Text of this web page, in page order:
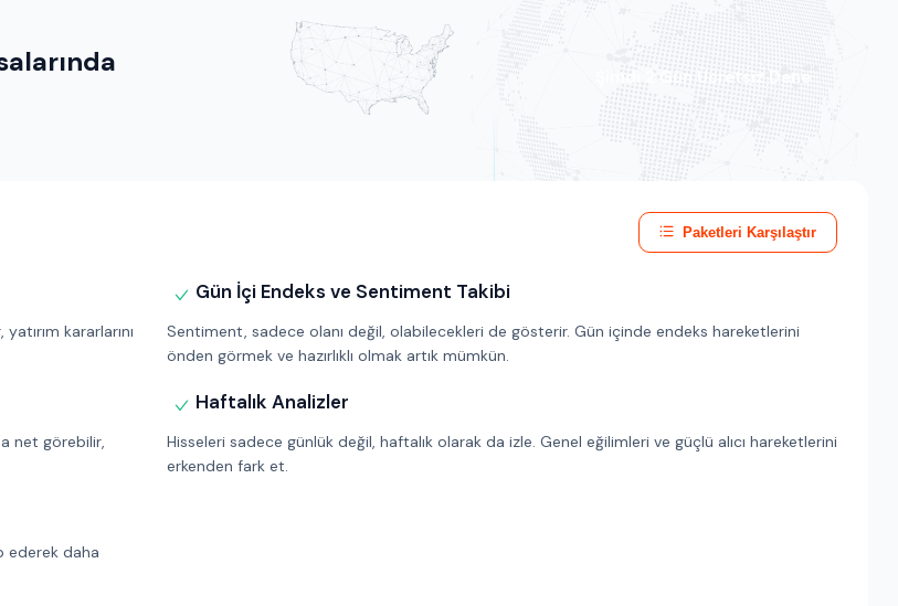
Şimdi 2 Gün Ücretsiz Dene
Paketleri Karşılaştır
kararlarını
Gün İçi Endeks ve Sentiment Takibi
Sentiment, sadece olanı değil, olabilecekleri de gösterir. Gün içinde endeks hareketlerini
önden görmek ve hazırlıklı olmak artık mümkün.
net görebilir,
Haftalık Analizler
Hisseleri sadece günlük değil, haftalık olarak da izle. Genel eğilimleri ve güçlü alıcı hareketlerini
erkenden fark et.
ederek daha